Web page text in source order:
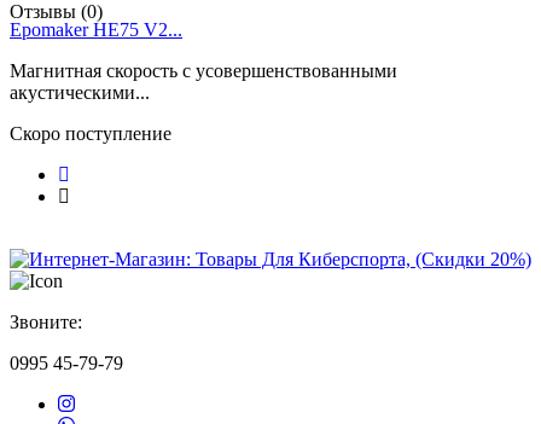
Отзывы (0)
Epomaker HE75 V2...
Магнитная скорость с усовершенствованными
акустическими...
Скоро поступление
Звоните:
0995 45-79-79